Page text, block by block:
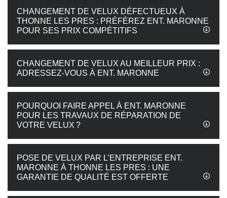
CHANGEMENT DE VELUX DÉFECTUEUX À
THONNE LES PRES : PRÉFÉREZ ENT. MARONNE
POUR SES PRIX COMPÉTITIFS
CHANGEMENT DE VELUX AU MEILLEUR PRIX :
ADRESSEZ-VOUS À ENT. MARONNE
POURQUOI FAIRE APPEL À ENT. MARONNE
POUR LES TRAVAUX DE RÉPARATION DE
VOTRE VELUX ?
POSE DE VELUX PAR L’ENTREPRISE ENT.
MARONNE À THONNE LES PRES : UNE
GARANTIE DE QUALITÉ EST OFFERTE